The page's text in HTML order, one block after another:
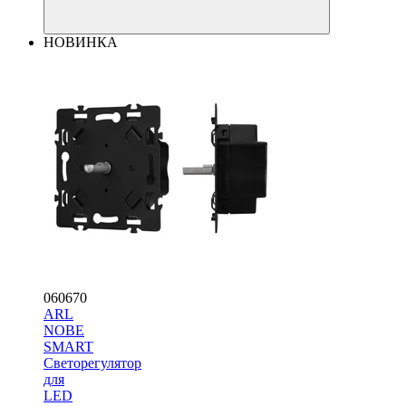
НОВИНКА
060670
ARL
NOBE
SMART
Светорегулятор
для
LED